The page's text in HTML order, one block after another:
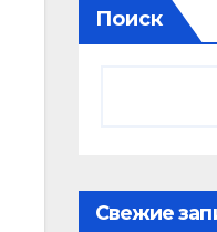
Поиск
Свежие